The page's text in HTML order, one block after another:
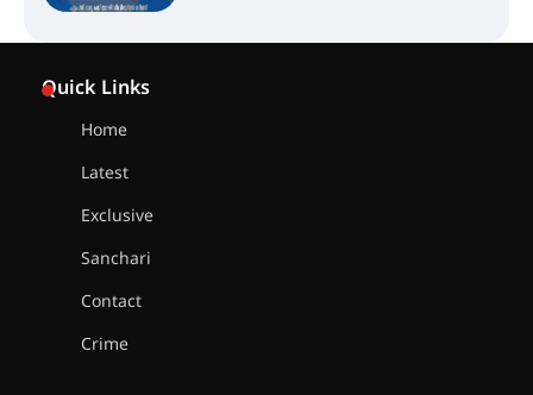
Quick Links
Home
Latest
Exclusive
Sanchari
Contact
Crime